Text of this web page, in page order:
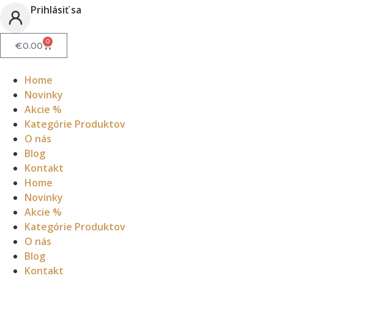
Prihlásiť sa
€0.00 0
Home
Novinky
Akcie %
Kategórie Produktov
O nás
Blog
Kontakt
Home
Novinky
Akcie %
Kategórie Produktov
O nás
Blog
Kontakt